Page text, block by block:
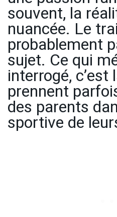
souvent, la
nuancée. Le
probablement
sujet. Ce qui
interrogé, c’est
prennent
des parents
sportive de